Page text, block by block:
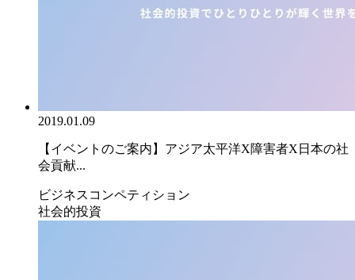
2019.01.09
【イベントのご案内】アジア太平洋X障害者X日本の社
会貢献...
ビジネスコンペティション
社会的投資